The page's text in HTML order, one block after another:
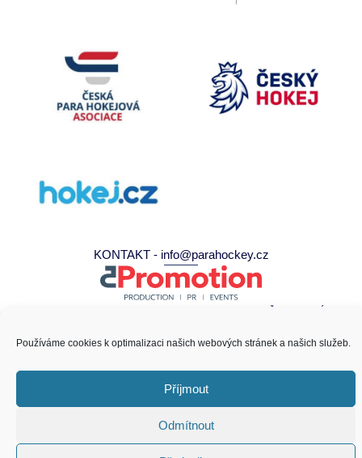
Používáme cookies k optimalizaci našich webových stránek a našich služeb.
Příjmout
Odmítnout
KONTAKT - info@parahockey.cz